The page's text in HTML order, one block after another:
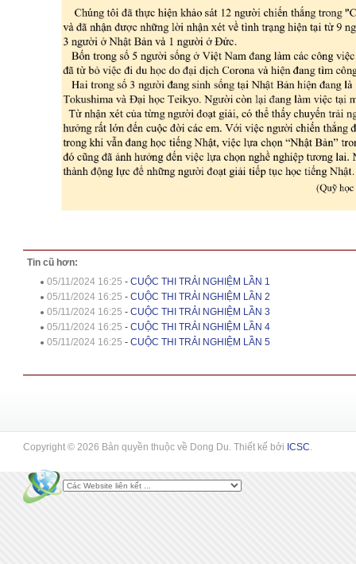
Tin cũ hơn:
05/11/2024 16:25 - CUỘC THI TRẢI NGHIỆM LẦN 1
05/11/2024 16:25 - CUỘC THI TRẢI NGHIỆM LẦN 2
05/11/2024 16:25 - CUỘC THI TRẢI NGHIỆM LẦN 3
05/11/2024 16:25 - CUỘC THI TRẢI NGHIỆM LẦN 4
05/11/2024 16:25 - CUỘC THI TRẢI NGHIỆM LẦN 5
Copyright © 2026 Bản quyền thuộc về Dong Du. Thiết kế bởi ICSC.